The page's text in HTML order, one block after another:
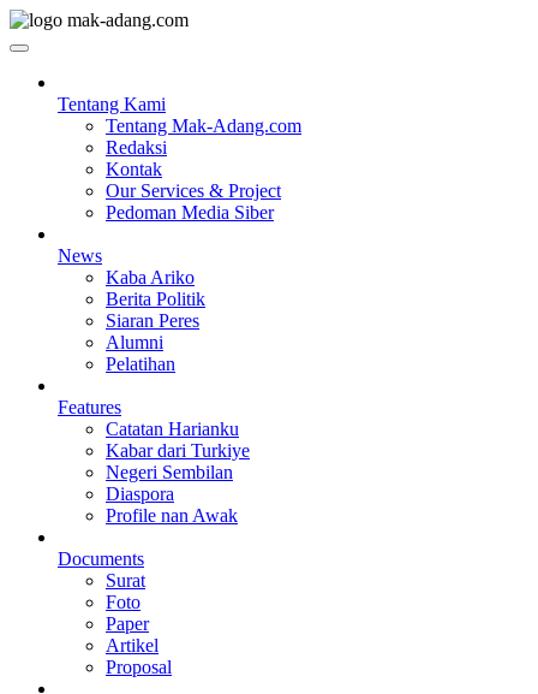
Tentang Kami
Tentang Mak-Adang.com
Redaksi
Kontak
Our Services & Project
Pedoman Media Siber
News
Kaba Ariko
Berita Politik
Siaran Peres
Alumni
Pelatihan
Features
Catatan Harianku
Kabar dari Turkiye
Negeri Sembilan
Diaspora
Profile nan Awak
Documents
Surat
Foto
Paper
Artikel
Proposal